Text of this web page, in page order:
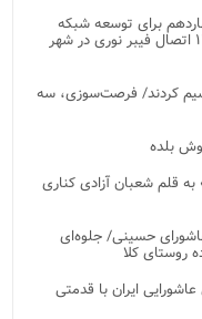
دولت چهاردهم برای توسعه شبکه
تلفن همراه و فیبر نوری در آمل/ برقراری ۱۴۷۰ اتصال فیبر نوری در شهر
کردند/ فرصت‌سوزی، سه
بلده
به قلم شعبان آزادی کناری
عاشورای حسینی/ جلوه‌ای
روستای کلا
ایران با قدمتی